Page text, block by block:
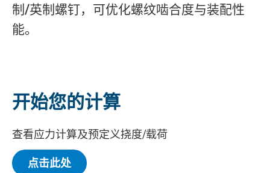
制/英制螺钉，可优化螺纹啮合度与装配性
能。
开始您的计算
查看应力计算及预定义挠度/载荷
点击此处